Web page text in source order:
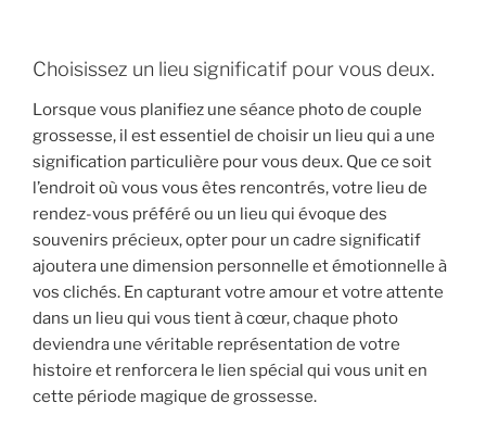
Choisissez un lieu significatif pour vous deux.
Lorsque vous planifiez une séance photo de couple
grossesse, il est essentiel de choisir un lieu qui a une
signification particulière pour vous deux. Que ce soit
l’endroit où vous vous êtes rencontrés, votre lieu de
rendez-vous préféré ou un lieu qui évoque des
souvenirs précieux, opter pour un cadre significatif
ajoutera une dimension personnelle et émotionnelle à
vos clichés. En capturant votre amour et votre attente
dans un lieu qui vous tient à cœur, chaque photo
deviendra une véritable représentation de votre
histoire et renforcera le lien spécial qui vous unit en
cette période magique de grossesse.